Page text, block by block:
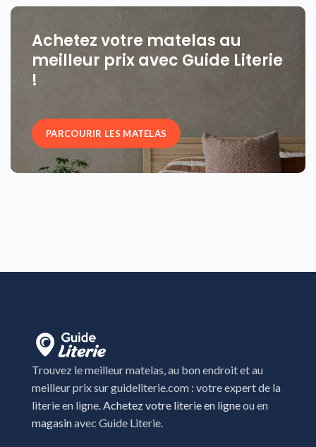
Achetez votre matelas au
meilleur prix avec Guide Literie
!
PARCOURIR LES MATELAS
Trouvez le meilleur matelas, au bon endroit et au
meilleur prix sur guideliterie.com : votre expert de la
literie en ligne. Achetez votre literie en ligneou en
magasinavec Guide Literie.